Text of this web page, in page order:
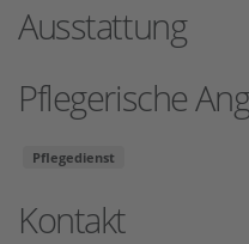
Ausstattung
Pflegerische
Pflegedienst
Kontakt